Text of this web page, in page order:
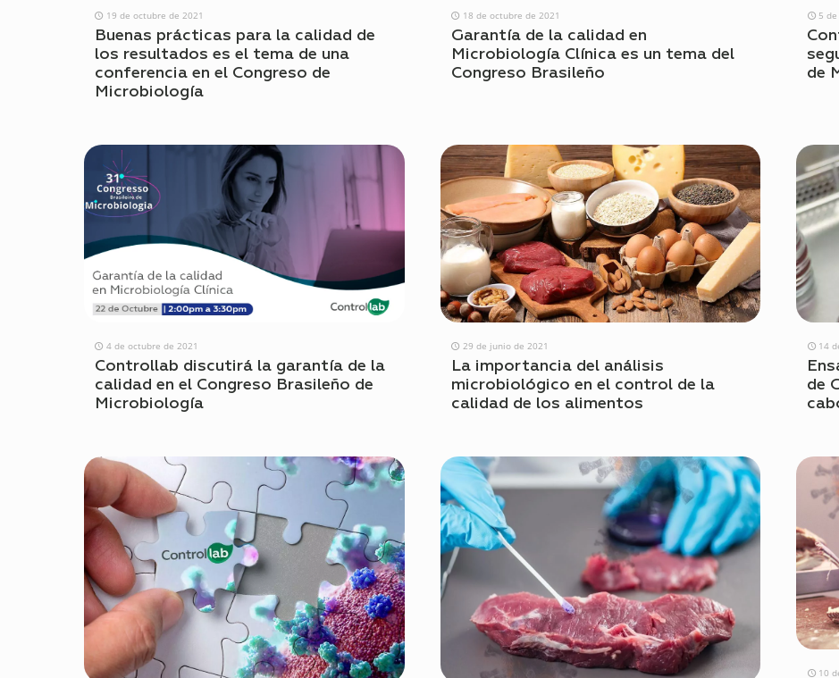
19 de octubre de 2021
Buenas prácticas para la calidad de
los resultados es el tema de una
conferencia en el Congreso de
Microbiología
18 de octubre de 2021
Garantía de la calidad en
Microbiología Clínica es un tema del
Congreso Brasileño
5
de
4 de octubre de 2021
Controllab discutirá la garantía de la
calidad en el Congreso Brasileño de
Microbiología
29 de junio de 2021
La importancia del análisis
microbiológico en el control de la
calidad de los alimentos
14
de
10